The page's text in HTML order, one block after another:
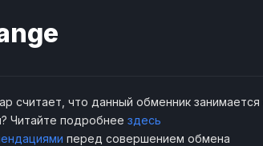
считает, что данный обменник
Читайте подробнее здесь
перед совершением обмена